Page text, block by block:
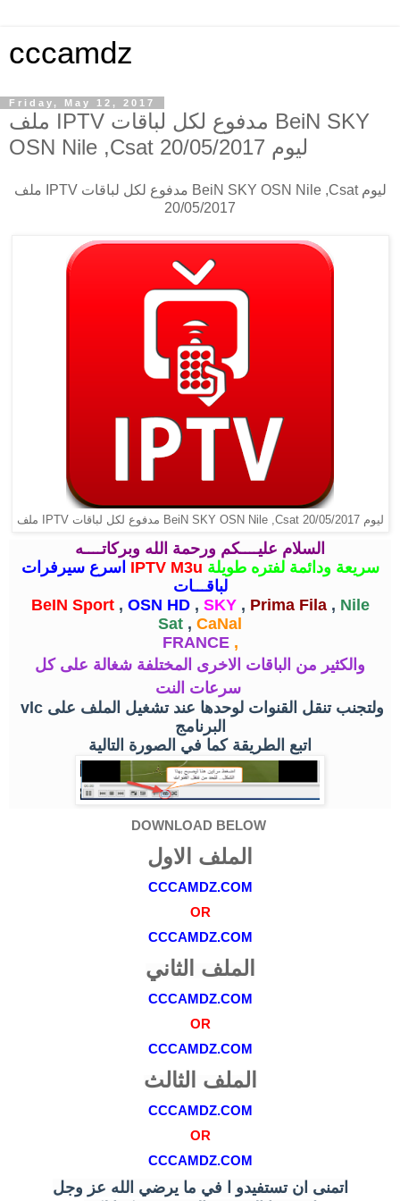
cccamdz
Friday, May 12, 2017
ملف IPTV مدفوع لكل لباقات BeiN SKY
OSN Nile ,Csat ليوم 20/05/2017
ملف IPTV مدفوع لكل لباقات BeiN SKY OSN Nile ,Csat ليوم
20/05/2017
ملف IPTV مدفوع لكل لباقات BeiN SKY OSN Nile ,Csat ليوم 20/05/2017
السلام عليــــكم ورحمة الله وبركاتــــه
IPTV M3u سريعة ودائمة لفتره طويلة
لباقـــات
BeIN Sport, OSN HD, SKY, Prima Fila, Nile
Sat , CaNal
FRANCE,
والكثير من الباقات الاخرى المختلفة شغالة على كل
سرعات النت
vlc ولتجنب تنقل القنوات لوحدها عند تشغيل الملف على
البرنامج
اتبع الطريقة كما في الصورة التالية
DOWNLOAD BELOW
الملف الاول
CCCAMDZ.COM
OR
CCCAMDZ.COM
الملف الثاني
CCCAMDZ.COM
OR
CCCAMDZ.COM
الملف الثالث
CCCAMDZ.COM
OR
CCCAMDZ.COM
اتمنى ان تستفيدو ا في ما يرضي الله عز وجل